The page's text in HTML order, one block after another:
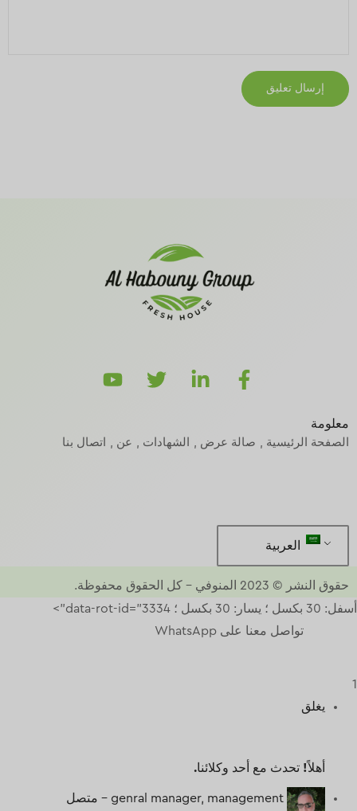
معلومة
الصفحة الرئيسية صالة عرض الشهادات عن اتصال بنا
العربية
حقوق النشر © 2023 المنوفي – كل الحقوق محفوظة.
أسفل: 30 بكسل ؛ يسار: 30 بكسل ؛ data-rot-id="3334">
تواصل معنا على WhatsApp
1
يغلق
أهلاً! تحدث مع أحد وكلائنا.
genral manager, management - متصل